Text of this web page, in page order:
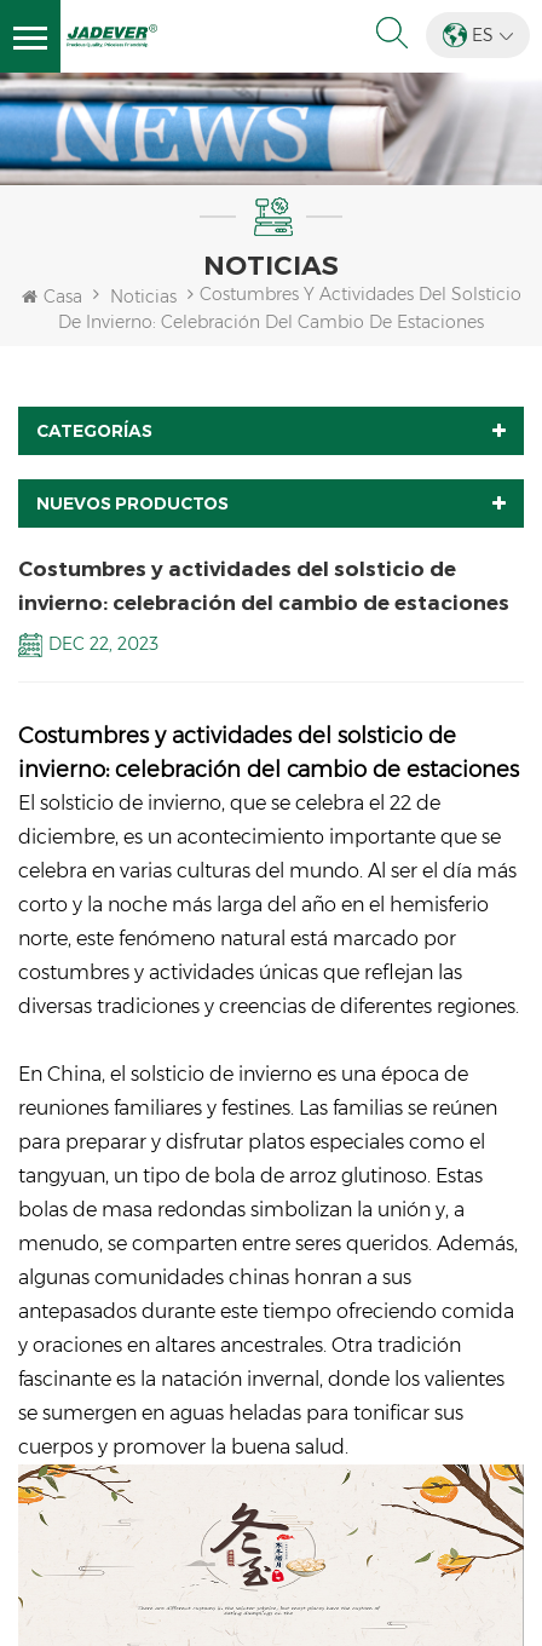
ES
NOTICIAS
Casa Noticias
Costumbres Y Actividades Del Solsticio
De Invierno: Celebración Del Cambio De Estaciones
CATEGORÍAS
NUEVOS PRODUCTOS
Costumbres y actividades del solsticio de
invierno: celebración del cambio de estaciones
DEC 22, 2023
Costumbres y actividades del solsticio de
invierno: celebración del cambio de estaciones
El solsticio de invierno, que se celebra el 22 de
diciembre, es un acontecimiento importante que se
celebra en varias culturas del mundo. Al ser el día más
corto y la noche más larga del año en el hemisferio
norte, este fenómeno natural está marcado por
costumbres y actividades únicas que reflejan las
diversas tradiciones y creencias de diferentes regiones.
En China, el solsticio de invierno es una época de
reuniones familiares y festines. Las familias se reúnen
para preparar y disfrutar platos especiales como el
tangyuan, un tipo de bola de arroz glutinoso. Estas
bolas de masa redondas simbolizan la unión y, a
menudo, se comparten entre seres queridos. Además,
algunas comunidades chinas honran a sus
antepasados ​​durante este tiempo ofreciendo comida
y oraciones en altares ancestrales. Otra tradición
fascinante es la natación invernal, donde los valientes
se sumergen en aguas heladas para tonificar sus
cuerpos y promover la buena salud.